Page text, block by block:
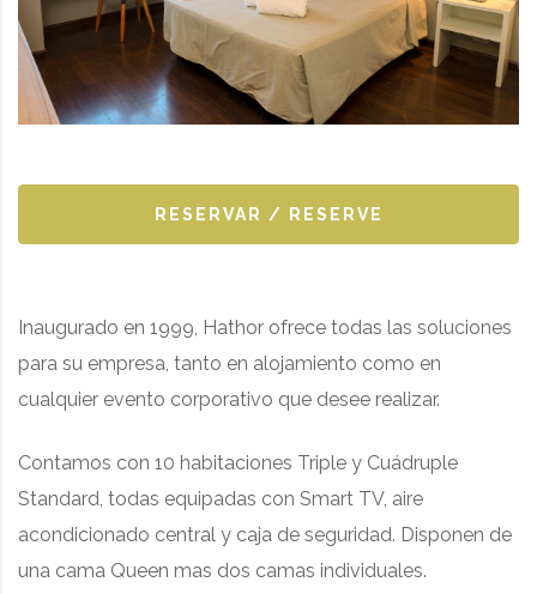
Contamos con 10 habitaciones Triple y Cuádruple
Standard, todas equipadas con Smart TV, aire
acondicionado central y caja de seguridad. Disponen de
una cama Queen mas dos camas individuales.
RESERVAR / RESERVE
Inaugurado en 1999, Hathor ofrece todas las soluciones
para su empresa, tanto en alojamiento como en
cualquier evento corporativo que desee realizar.